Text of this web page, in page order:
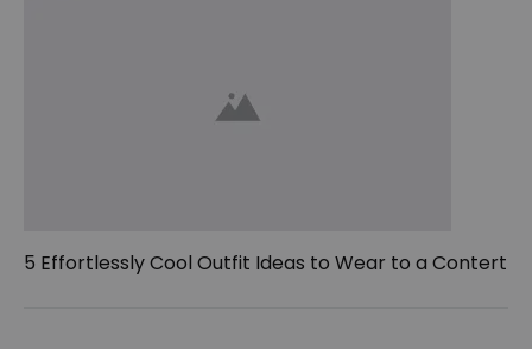
5 Effortlessly Cool Outfit Ideas to Wear to a Contert